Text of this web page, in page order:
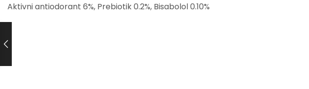
Aktivni antiodorant 6%, Prebiotik 0.2%, Bisabolol 0.10%